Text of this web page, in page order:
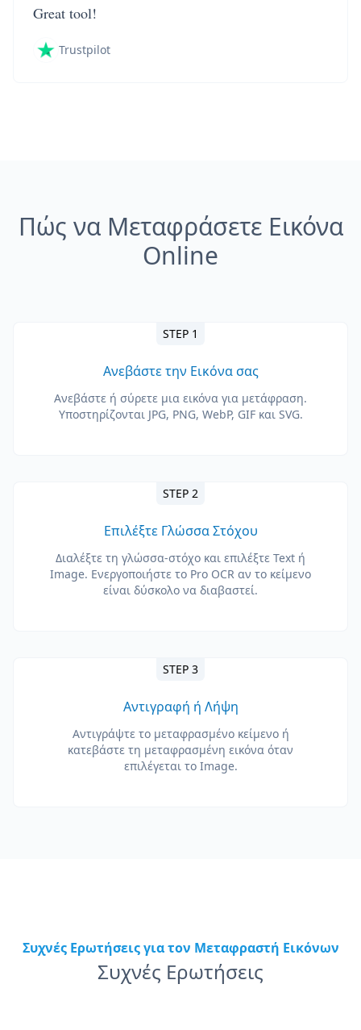
Great tool!
Trustpilot
Πώς να Μεταφράσετε Εικόνα
Online
STEP 1
Ανεβάστε την Εικόνα σας
Ανεβάστε ή σύρετε μια εικόνα για μετάφραση.
Υποστηρίζονται JPG, PNG, WebP, GIF και SVG.
STEP 2
Επιλέξτε Γλώσσα Στόχου
Διαλέξτε τη γλώσσα-στόχο και επιλέξτε Text ή
Image. Ενεργοποιήστε το Pro OCR αν το κείμενο
είναι δύσκολο να διαβαστεί.
STEP 3
Αντιγραφή ή Λήψη
Αντιγράψτε το μεταφρασμένο κείμενο ή
κατεβάστε τη μεταφρασμένη εικόνα όταν
επιλέγεται το Image.
Συχνές Ερωτήσεις για τον Μεταφραστή Εικόνων
Συχνές Ερωτήσεις